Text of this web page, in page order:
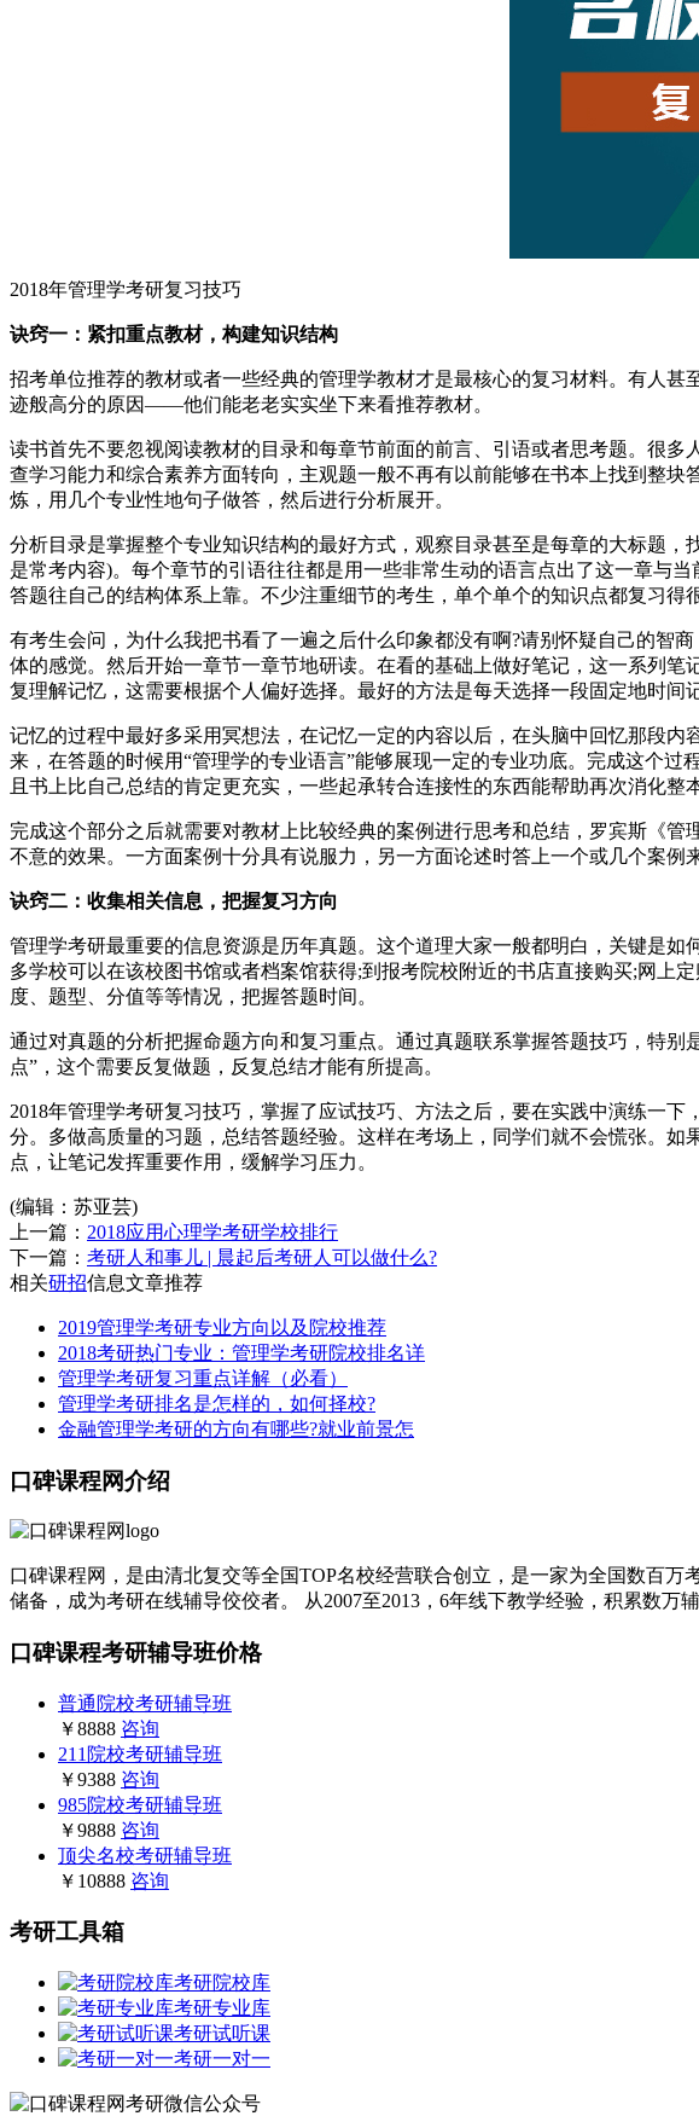
2018年管理学考研复习技巧
诀窍一：紧扣重点教材，构建知识结构
招考单位推荐的教材或者一些经典的管理学教材才是最核心的复习材料。有人
迹般高分的原因——他们能老老实实坐下来看推荐教材。
读书首先不要忽视阅读教材的目录和每章节前面的前言、引语或者思考题。很
查学习能力和综合素养方面转向，主观题一般不再有以前能够在书本上找到整
炼，用几个专业性地句子做答，然后进行分析展开。
分析目录是掌握整个专业知识结构的最好方式，观察目录甚至是每章的大标题
是常考内容)。每个章节的引语往往都是用一些非常生动的语言点出了这一章与
答题往自己的结构体系上靠。不少注重细节的考生，单个单个的知识点都复习
有考生会问，为什么我把书看了一遍之后什么印象都没有啊?请别怀疑自己的智
体的感觉。然后开始一章节一章节地研读。在看的基础上做好笔记，这一系列
复理解记忆，这需要根据个人偏好选择。最好的方法是每天选择一段固定地时间
记忆的过程中最好多采用冥想法，在记忆一定的内容以后，在头脑中回忆那段
来，在答题的时候用“管理学的专业语言”能够展现一定的专业功底。完成这个
且书上比自己总结的肯定更充实，一些起承转合连接性的东西能帮助再次消化整
完成这个部分之后就需要对教材上比较经典的案例进行思考和总结，罗宾斯《
不意的效果。一方面案例十分具有说服力，另一方面论述时答上一个或几个案
诀窍二：收集相关信息，把握复习方向
管理学考研最重要的信息资源是历年真题。这个道理大家一般都明白，关键是
多学校可以在该校图书馆或者档案馆获得;到报考院校附近的书店直接购买;网上
度、题型、分值等等情况，把握答题时间。
通过对真题的分析把握命题方向和复习重点。通过真题联系掌握答题技巧，特
点”，这个需要反复做题，反复总结才能有所提高。
2018年管理学考研复习技巧，掌握了应试技巧、方法之后，要在实践中演练一
分。多做高质量的习题，总结答题经验。这样在考场上，同学们就不会慌张。
点，让笔记发挥重要作用，缓解学习压力。
(编辑：苏亚芸)
上一篇： 2018应用心理学考研学校排行
下一篇： 考研人和事儿 | 晨起后考研人可以做什么?
相关研招信息文章推荐
2019管理学考研专业方向以及院校推荐
2018考研热门专业：管理学考研院校排名详
管理学考研复习重点详解（必看）
管理学考研排名是怎样的，如何择校?
金融管理学考研的方向有哪些?就业前景怎
口碑课程网介绍
口碑课程网，是由清北复交等全国TOP名校经营联合创立，是一家为全国数百
储备，成为考研在线辅导佼佼者。 从2007至2013，6年线下教学经验，积累数万
口碑课程考研辅导班价格
普通院校考研辅导班
￥8888 咨询
211院校考研辅导班
￥9388 咨询
985院校考研辅导班
￥9888 咨询
顶尖名校考研辅导班
￥10888 咨询
考研工具箱
考研院校库
考研专业库
考研试听课
考研一对一